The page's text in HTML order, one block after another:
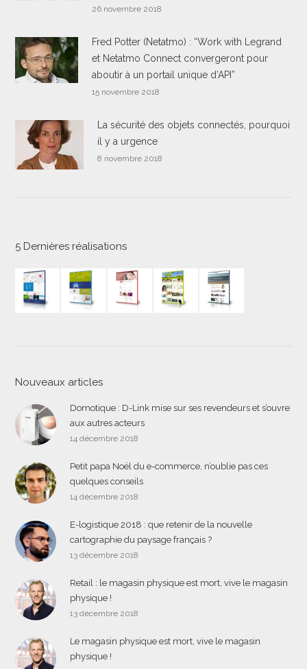
26 novembre 2018
Fred Potter (Netatmo) : “Work with Legrand
et Netatmo Connect convergeront pour
aboutir à un portail unique d’API”
15 novembre 2018
La sécurité des objets connectés, pourquoi
il y a urgence
8 novembre 2018
5 Dernières réalisations
Nouveaux articles
Domotique : D-Link mise sur ses revendeurs et s’ouvre
aux autres acteurs
14 décembre 2018
Petit papa Noël du e-commerce, n’oublie pas ces
quelques conseils
14 décembre 2018
E-logistique 2018 : que retenir de la nouvelle
cartographie du paysage français ?
13 décembre 2018
Retail : le magasin physique est mort, vive le magasin
physique !
13 décembre 2018
Le magasin physique est mort, vive le magasin
physique !